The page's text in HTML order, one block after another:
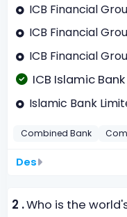
ICB Financial
ICB Financial
ICB Financial
ICB Islamic
Islamic Bank
Combined Bank
Des
2 .Who is the